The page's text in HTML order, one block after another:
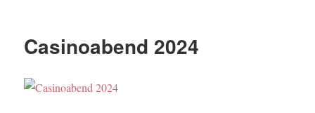
Casinoabend 2024